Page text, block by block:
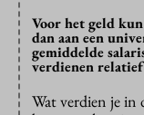
Voor het geld
dan aan een
gemiddelde
verdienen
Wat verdien je in